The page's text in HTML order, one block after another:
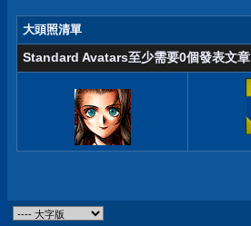
大頭照清單
Standard Avatars至少需要0個發表文章